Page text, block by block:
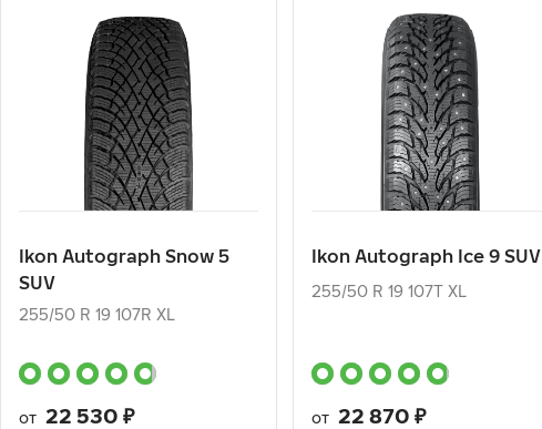
Ikon Autograph Snow 5
SUV
255/50 R 19 107R XL
от 22 530 ₽
Ikon Autograph Ice 9 SUV
255/50 R 19 107T XL
от 22 870 ₽
Ikon Autograph Snow 5
255/50 R 19 107R XL
Ikon Autograph Ice 9 SUV
255/50 R 19 107T XL
КУПИТЬ